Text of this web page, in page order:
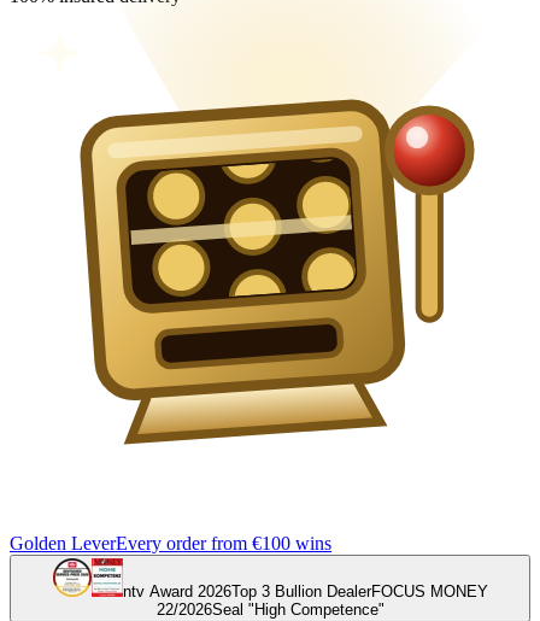
Golden LeverEvery order from €100 wins
ntv Award 2026Top 3 Bullion DealerFOCUS MONEY
22/2026Seal "High Competence"